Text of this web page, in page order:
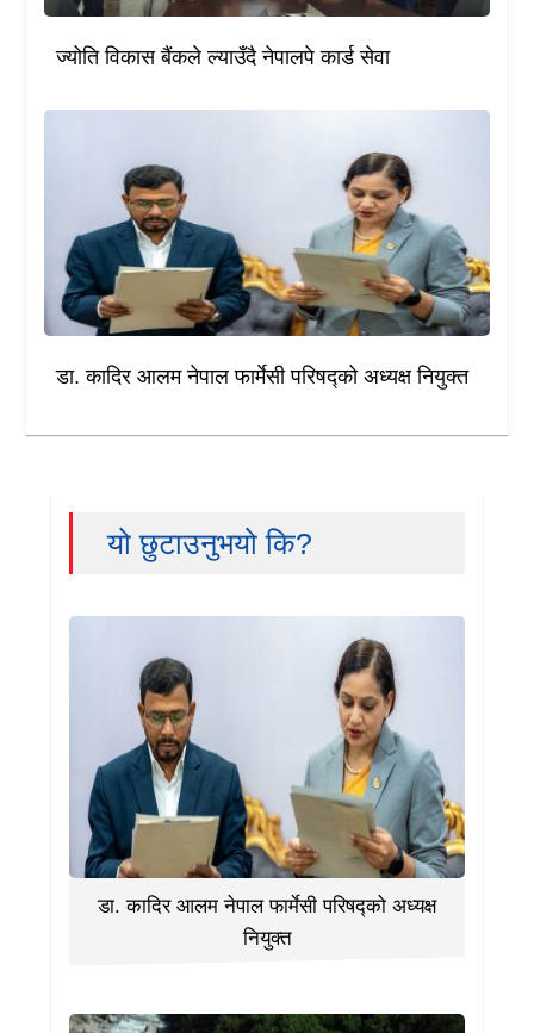
ज्योति विकास बैंकले ल्याउँदै नेपालपे कार्ड सेवा
डा. कादिर आलम नेपाल फार्मेसी परिषद्को अध्यक्ष नियुक्त
यो छुटाउनुभयो कि?
डा. कादिर आलम नेपाल फार्मेसी परिषद्को अध्यक्ष
नियुक्त